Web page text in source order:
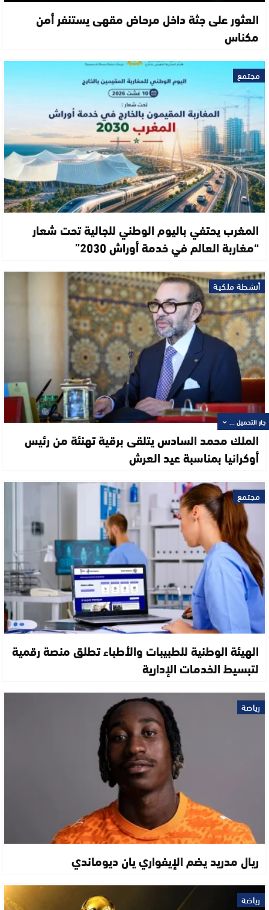
العثور على جثة داخل مرحاض مقهى يستنفر أمن
مكناس
مجتمع
المغرب يحتفي باليوم الوطني للجالية تحت شعار
“مغاربة العالم في خدمة أوراش 2030”
أنشطة ملكية
الملك محمد السادس يتلقى برقية تهنئة من رئيس
أوكرانيا بمناسبة عيد العرش
مجتمع
الهيئة الوطنية للطبيبات والأطباء تطلق منصة رقمية
لتبسيط الخدمات الإدارية
رياضة
ريال مدريد يضم الإيفواري يان ديوماندي
رياضة
جار التحميل ...